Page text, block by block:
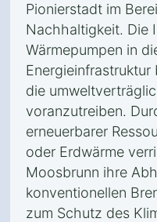
Pionierstadt im
Nachhaltigkeit. Die
Wärmepumpen in
die
voranzutreiben.
erneuerbarer
oder Erdwärme
Moosbrunn ihre
konventionellen
zum Schutz des